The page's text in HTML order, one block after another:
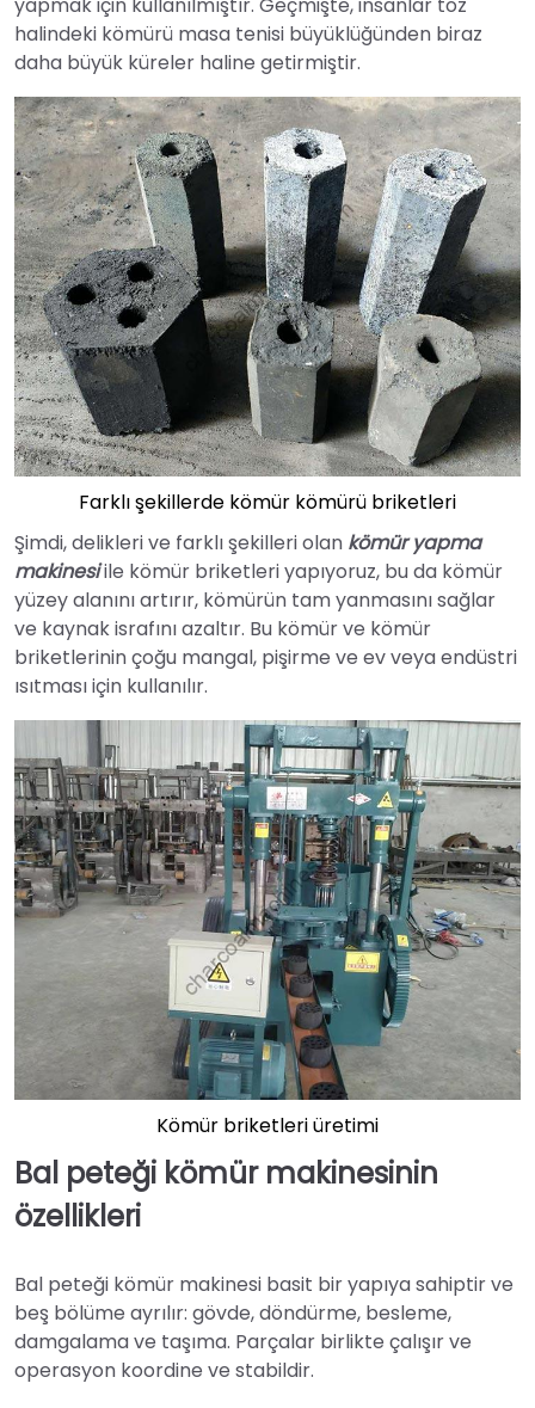
halindeki kömürü masa tenisi büyüklüğünden biraz
daha büyük küreler haline getirmiştir.
Farklı şekillerde kömür kömürü briketleri
Şimdi, delikleri ve farklı şekilleri olan kömür yapma
makinesiile kömür briketleri yapıyoruz, bu da kömür
yüzey alanını artırır, kömürün tam yanmasını sağlar
ve kaynak israfını azaltır. Bu kömür ve kömür
briketlerinin çoğu mangal, pişirme ve ev veya endüstri
ısıtması için kullanılır.
Kömür briketleri üretimi
Bal peteği kömür makinesinin
özellikleri
Bal peteği kömür makinesi basit bir yapıya sahiptir ve
beş bölüme ayrılır: gövde, döndürme, besleme,
damgalama ve taşıma. Parçalar birlikte çalışır ve
operasyon koordine ve stabildir.